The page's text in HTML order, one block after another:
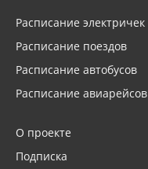
Расписание электричек
Расписание поездов
Расписание автобусов
Расписание авиарейсов
О проекте
Подписка